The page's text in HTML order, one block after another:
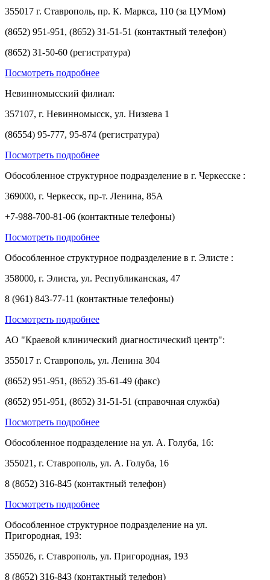
355017 г. Ставрополь, пр. К. Маркса, 110 (за ЦУМом)
(8652) 951-951, (8652) 31-51-51 (контактный телефон)
(8652) 31-50-60 (регистратура)
Посмотреть подробнее
Невинномысский филиал:
357107, г. Невинномысск, ул. Низяева 1
(86554) 95-777, 95-874 (регистратура)
Посмотреть подробнее
Обособленное структурное подразделение в г. Черкесске :
369000, г. Черкесск, пр-т. Ленина, 85А
+7-988-700-81-06 (контактные телефоны)
Посмотреть подробнее
Обособленное структурное подразделение в г. Элисте :
358000, г. Элиста, ул. Республиканская, 47
8 (961) 843-77-11 (контактные телефоны)
Посмотреть подробнее
АО "Краевой клинический диагностический центр":
355017 г. Ставрополь, ул. Ленина 304
(8652) 951-951, (8652) 35-61-49 (факс)
(8652) 951-951, (8652) 31-51-51 (справочная служба)
Посмотреть подробнее
Обособленное подразделение на ул. А. Голуба, 16:
355021, г. Ставрополь, ул. А. Голуба, 16
8 (8652) 316-845 (контактный телефон)
Посмотреть подробнее
Обособленное структурное подразделение на ул.
Пригородная, 193:
355026, г. Ставрополь, ул. Пригородная, 193
8 (8652) 316-843 (контактный телефон)